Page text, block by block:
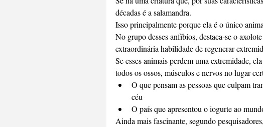
décadas é a salamandra.
Isso principalmente porque ela é o único
No grupo desses anfíbios, destaca-se o
extraordinária habilidade de regenerar
Se esses animais perdem uma extremidade,
todos os ossos, músculos e nervos no lugar
O que pensam as pessoas que culpam
céu
O país que apresentou o iogurte ao
Ainda mais fascinante, segundo